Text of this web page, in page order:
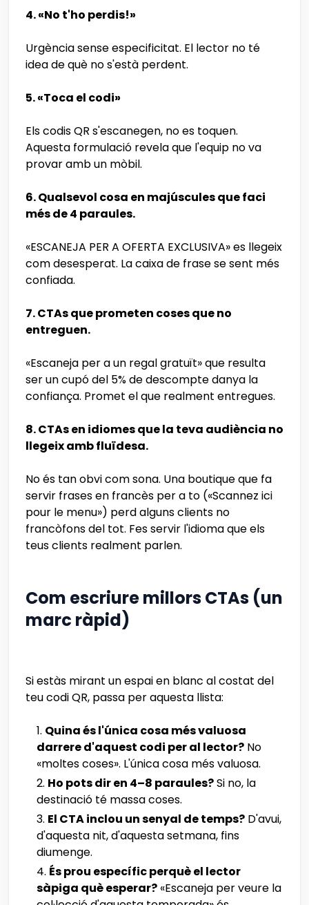
4. «No t'ho perdis!»
Urgència sense especificitat. El lector no té
idea de què no s'està perdent.
5. «Toca el codi»
Els codis QR s'escanegen, no es toquen.
Aquesta formulació revela que l'equip no va
provar amb un mòbil.
6. Qualsevol cosa en majúscules que faci
més de 4 paraules.
«ESCANEJA PER A OFERTA EXCLUSIVA» es llegeix
com desesperat. La caixa de frase se sent més
confiada.
7. CTAs que prometen coses que no
entreguen.
«Escaneja per a un regal gratuït» que resulta
ser un cupó del 5% de descompte danya la
confiança. Promet el que realment entregues.
8. CTAs en idiomes que la teva audiència no
llegeix amb fluïdesa.
No és tan obvi com sona. Una boutique que fa
servir frases en francès per a to («Scannez ici
pour le menu») perd alguns clients no
francòfons del tot. Fes servir l'idioma que els
teus clients realment parlen.
Com escriure millors CTAs (un
marc ràpid)
Si estàs mirant un espai en blanc al costat del
teu codi QR, passa per aquesta llista:
Quina és l'única cosa més valuosa
darrere d'aquest codi per al lector? No
«moltes coses». L'única cosa més valuosa.
Ho pots dir en 4–8 paraules?Si no, la
destinació té massa coses.
El CTA inclou un senyal de temps? D'avui,
d'aquesta nit, d'aquesta setmana, fins
diumenge.
És prou específic perquè el lector
sàpiga què esperar? «Escaneja per veure la